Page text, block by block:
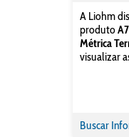
A Liohm
produto
Métrica
visualizar
Buscar